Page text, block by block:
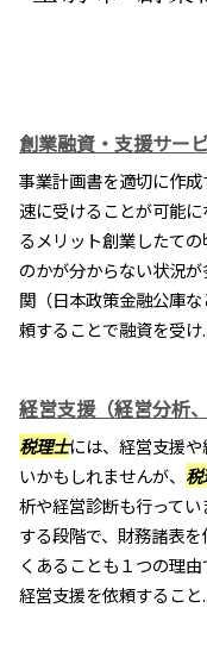
創業融資・支援サー
事業計画書を適切に作成
速に受けることが可能
るメリット創業したて
のかが分からない状況
関（日本政策金融公庫
頼することで融資を受け
経営支援（経営分析
税理士には、経営支援
いかもしれませんが、
析や経営診断も行ってい
する段階で、財務諸表
くあることも１つの理
経営支援を依頼すること